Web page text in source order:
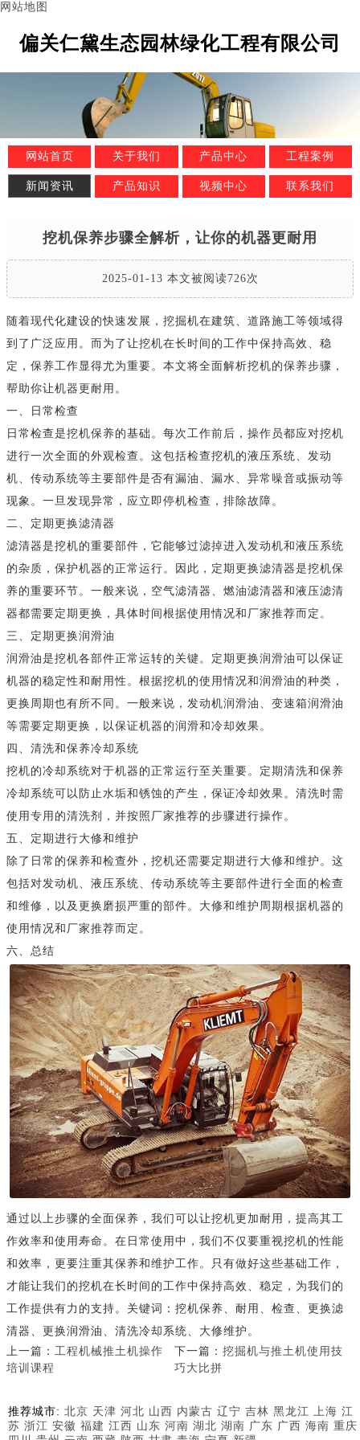
网站地图
偏关仁黛生态园林绿化工程有限公司
网站首页 关于我们 产品中心 工程案例
新闻资讯 产品知识 视频中心 联系我们
挖机保养步骤全解析，让你的机器更耐用
2025-01-13 本文被阅读726次
随着现代化建设的快速发展，挖掘机在建筑、道路施工等领域得
到了广泛应用。而为了让挖机在长时间的工作中保持高效、稳
定，保养工作显得尤为重要。本文将全面解析挖机的保养步骤，
帮助你让机器更耐用。
一、日常检查
日常检查是挖机保养的基础。每次工作前后，操作员都应对挖机
进行一次全面的外观检查。这包括检查挖机的液压系统、发动
机、传动系统等主要部件是否有漏油、漏水、异常噪音或振动等
现象。一旦发现异常，应立即停机检查，排除故障。
二、定期更换滤清器
滤清器是挖机的重要部件，它能够过滤掉进入发动机和液压系统
的杂质，保护机器的正常运行。因此，定期更换滤清器是挖机保
养的重要环节。一般来说，空气滤清器、燃油滤清器和液压滤清
器都需要定期更换，具体时间根据使用情况和厂家推荐而定。
三、定期更换润滑油
润滑油是挖机各部件正常运转的关键。定期更换润滑油可以保证
机器的稳定性和耐用性。根据挖机的使用情况和润滑油的种类，
更换周期也有所不同。一般来说，发动机润滑油、变速箱润滑油
等需要定期更换，以保证机器的润滑和冷却效果。
四、清洗和保养冷却系统
挖机的冷却系统对于机器的正常运行至关重要。定期清洗和保养
冷却系统可以防止水垢和锈蚀的产生，保证冷却效果。清洗时需
使用专用的清洗剂，并按照厂家推荐的步骤进行操作。
五、定期进行大修和维护
除了日常的保养和检查外，挖机还需要定期进行大修和维护。这
包括对发动机、液压系统、传动系统等主要部件进行全面的检查
和维修，以及更换磨损严重的部件。大修和维护周期根据机器的
使用情况和厂家推荐而定。
六、总结
通过以上步骤的全面保养，我们可以让挖机更加耐用，提高其工
作效率和使用寿命。在日常使用中，我们不仅要重视挖机的性能
和效率，更要注重其保养和维护工作。只有做好这些基础工作，
才能让我们的挖机在长时间的工作中保持高效、稳定，为我们的
工作提供有力的支持。关键词：挖机保养、耐用、检查、更换滤
清器、更换润滑油、清洗冷却系统、大修维护。
上一篇： 工程机械推土机操作
培训课程
下一篇： 挖掘机与推土机使用技
巧大比拼
推荐城市: 北京 天津 河北 山西 内蒙古 辽宁 吉林 黑龙江 上海 江
苏 浙江 安徽 福建 江西 山东 河南 湖北 湖南 广东 广西 海南 重庆